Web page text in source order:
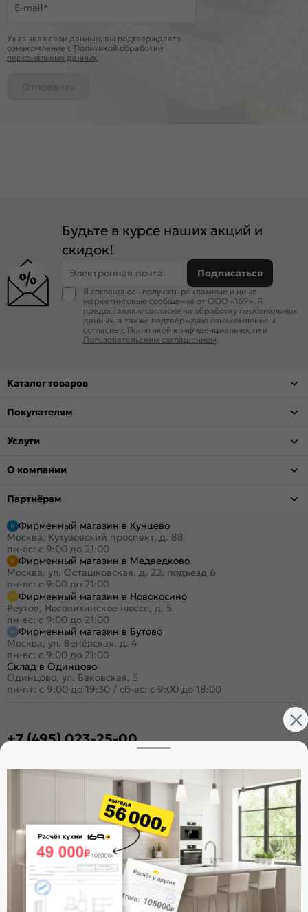
E-mail*
Указывая свои данные, вы подтверждаете
ознакомление c Политикой обработки
персональных данных
Отправить
Будьте в курсе наших акций и
скидок!
Электронная почта Подписаться
Я соглашаюсь получать рекламные и иные
маркетинговые сообщения от ООО «169». Я
предоставляю согласие на обработку персональных
данных, а также подтверждаю ознакомление и
согласие с Политикой конфиденциальности и
Пользовательским соглашением
Каталог товаров
Покупателям
Услуги
О компании
Партнёрам
Фирменный магазин в Кунцево
Москва, Кутузовский проспект, д. 88
пн-вс: с 9:00 до 21:00
Фирменный магазин в Медведково
Москва, ул. Осташковская, д. 22, подъезд 6
пн-вс: с 9:00 до 21:00
Фирменный магазин в Новокосино
Реутов, Носовихинское шоссе, д. 5
пн-вс: с 9:00 до 21:00
Фирменный магазин в Бутово
Москва, ул. Венёвская, д. 4
пн-вс: с 9:00 до 21:00
Склад в Одинцово
Одинцово, ул. Баковская, 5
пн-пт: с 9:00 до 19:30 / сб-вс: с 9:00 до 18:00
+7 (495) 023-25-00
Стать дилером
Расскажите о нас
Поделиться
Оцените магазин
ИКС 1180